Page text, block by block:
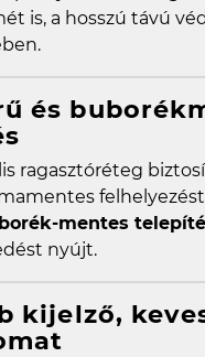
is, a hosszú távú
és
ragasztóréteg
mentes
nyújt.
kijelző,